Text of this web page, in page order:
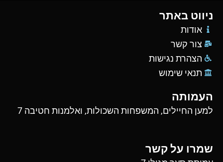
ניווט באתר
אודות
צור קשר
הצהרת נגישות
תנאי שימוש
העמותה
למען החיילים, המשפחות השכולות, ואלמנות חטיבה 7
שמרו על קשר